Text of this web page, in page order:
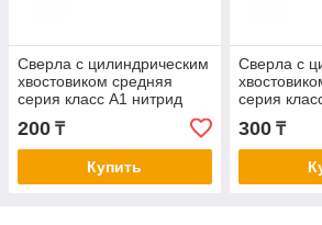
Сверла с цилиндрическим
хвостовиком средняя
серия класс А1 нитрид
титана с вышлифованным
профилем0,5-2,0
200 ₸
Купить
Сверла с
серия
титана с
300₸